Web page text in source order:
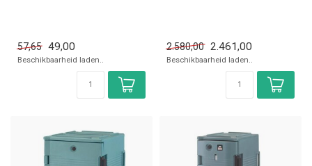
57,65 49,00
Beschikbaarheid laden..
2.580,00 2.461,00
Beschikbaarheid laden..